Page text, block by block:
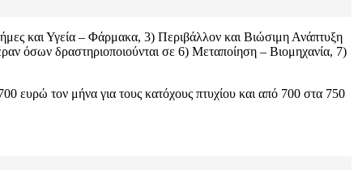
και Υγεία – Φάρμακα, 3) Περιβάλλον και Βιώσιμη Ανάπτυξη
όσων δραστηριοποιούνται σε 6) Μεταποίηση – Βιομηχανία, 7)
ευρώ τον μήνα για τους κατόχους πτυχίου και από 700 στα 750